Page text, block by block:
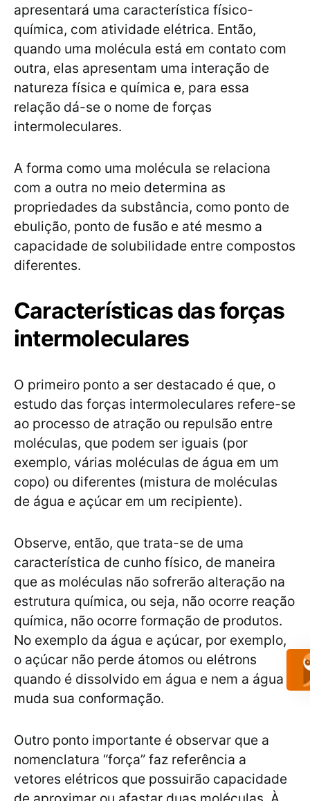
apresentará uma característica físico-
química, com atividade elétrica. Então,
quando uma molécula está em contato com
outra, elas apresentam uma interação de
natureza física e química e, para essa
relação dá-se o nome de forças
intermoleculares.
A forma como uma molécula se relaciona
com a outra no meio determina as
propriedades da substância, como ponto de
ebulição, ponto de fusão e até mesmo a
capacidade de solubilidade entre compostos
diferentes.
Características das forças
intermoleculares
O primeiro ponto a ser destacado é que, o
estudo das forças intermoleculares refere-se
ao processo de atração ou repulsão entre
moléculas, que podem ser iguais (por
exemplo, várias moléculas de água em um
copo) ou diferentes (mistura de moléculas
de água e açúcar em um recipiente).
Observe, então, que trata-se de uma
característica de cunho físico, de maneira
que as moléculas não sofrerão alteração na
estrutura química, ou seja, não ocorre reação
química, não ocorre formação de produtos.
No exemplo da água e açúcar, por exemplo,
o açúcar não perde átomos ou elétrons
quando é dissolvido em água e nem a água
muda sua conformação.
Outro ponto importante é observar que a
nomenclatura “força” faz referência a
vetores elétricos que possuirão capacidade